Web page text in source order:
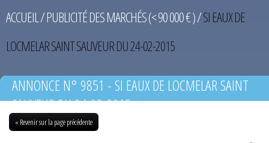
ACCUEIL/PUBLICITÉ DES MARCHÉS (< 90 000 € )/SI EAUX DE
LOCMELAR SAINT SAUVEUR DU 24-02-2015
ANNONCE N° 9851 - SI EAUX DE LOCMELAR SAINT
SAUVEUR DU 24-02-2015
« Revenir sur la page précédente